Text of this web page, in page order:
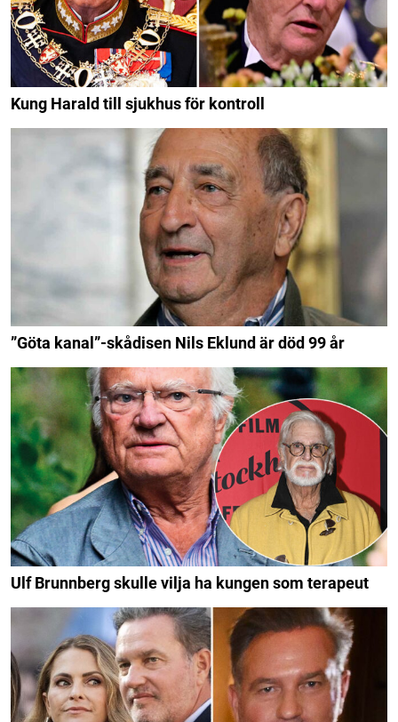
Kung Harald till sjukhus för kontroll
”Göta kanal”-skådisen Nils Eklund är död 99 år
Ulf Brunnberg skulle vilja ha kungen som terapeut